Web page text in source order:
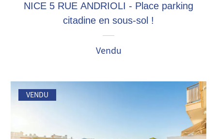
NICE 5 RUE ANDRIOLI - Place parking
citadine en sous-sol !
Vendu
VENDU